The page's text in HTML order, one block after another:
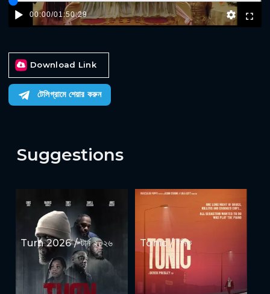
00:00/01:50:29
Download Link
টেলিগ্রামে শেয়ার করুন
Suggestions
Turn 2026 / টার্ন ২০২৬ Tonic / টনিক